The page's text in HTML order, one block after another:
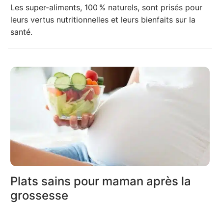
Les super-aliments, 100 % naturels, sont prisés pour
leurs vertus nutritionnelles et leurs bienfaits sur la
santé.
Plats sains pour maman après la
grossesse